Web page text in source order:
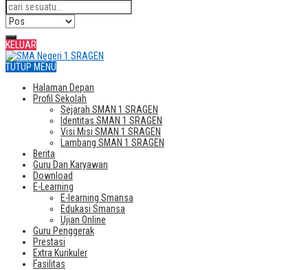
KELUAR
TUTUP MENU
Halaman Depan
Profil Sekolah
Sejarah SMAN 1 SRAGEN
Identitas SMAN 1 SRAGEN
Visi Misi SMAN 1 SRAGEN
Lambang SMAN 1 SRAGEN
Berita
Guru Dan Karyawan
Download
E-Learning
E-learning Smansa
Edukasi Smansa
Ujian Online
Guru Penggerak
Prestasi
Extra Kurikuler
Fasilitas